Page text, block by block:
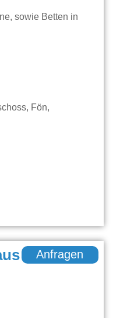
sowie Betten in
Fön,
Anfragen